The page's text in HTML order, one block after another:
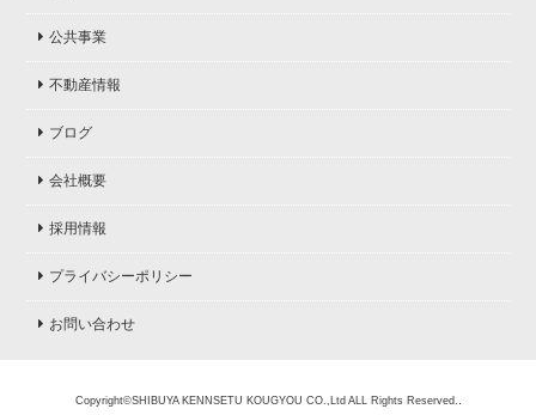
公共事業
不動産情報
ブログ
会社概要
採用情報
プライバシーポリシー
お問い合わせ
Copyright©SHIBUYA KENNSETU KOUGYOU CO.,Ltd ALL Rights Reserved. .